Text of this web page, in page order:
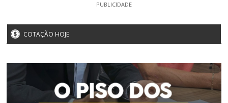
PUBLICIDADE
COTAÇÃO HOJE